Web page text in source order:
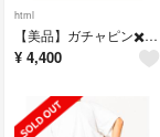
html
【美品】ガチャピン✖️HTML コラボTシャツ
¥ 4,400